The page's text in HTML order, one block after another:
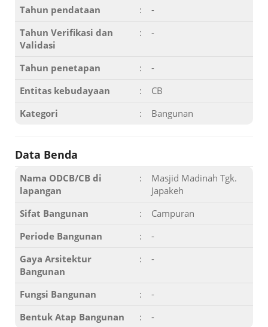
Tahun pendataan
:
-
Tahun Verifikasi dan
Validasi
: -
Tahun penetapan :
-
Entitas kebudayaan
:
CB
Kategori
: Bangunan
Data Benda
Nama ODCB/CB di
lapangan
:
Masjid Madinah Tgk.
Japakeh
Sifat Bangunan
:
Campuran
Periode Bangunan
:
-
Gaya Arsitektur
Bangunan
: -
Fungsi Bangunan :
-
Bentuk Atap Bangunan
: -